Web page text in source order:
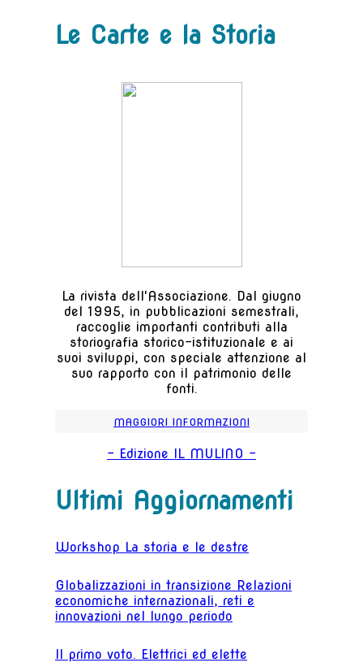
Le Carte e la Storia
La rivista dell'Associazione. Dal giugno
del 1995, in pubblicazioni semestrali,
raccoglie importanti contributi alla
storiografia storico-istituzionale e ai
suoi sviluppi, con speciale attenzione al
suo rapporto con il patrimonio delle
fonti.
MAGGIORI INFORMAZIONI
- Edizione IL MULINO -
Ultimi Aggiornamenti
Workshop La storia e le destre
Globalizzazioni in transizione Relazioni
economiche internazionali, reti e
innovazioni nel lungo periodo
Il primo voto. Elettrici ed elette